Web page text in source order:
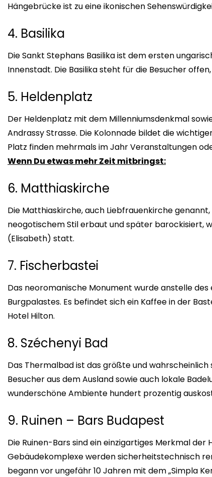
Hängebrücke ist zu eine ikonischen
4. Basilika
Die Sankt Stephans Basilika ist dem ersten
Innenstadt. Die Basilika steht für die Besucher
5. Heldenplatz
Der Heldenplatz mit dem Millenniumsdenkmal
Andrassy Strasse. Die Kolonnade bildet die
Platz finden mehrmals im Jahr Veranstaltungen
Wenn Du etwas mehr Zeit mitbringst:
6. Matthiaskirche
Die Matthiaskirche, auch Liebfrauenkirche
neogotischem Stil erbaut und später barockisiert,
(Elisabeth) statt.
7. Fischerbastei
Das neoromanische Monument wurde anstelle
Burgpalastes. Es befindet sich ein Kaffee in der
Hotel Hilton.
8. Széchenyi Bad
Das Thermalbad ist das größte und
Besucher aus dem Ausland sowie auch lokale
wunderschöne Ambiente hundert prozentig
9. Ruinen – Bars Budapest
Die Ruinen-Bars sind ein einzigartiges Merkmal
Gebäudekomplexe werden sicherheitstechnisch
begann vor ungefähr 10 Jahren mit dem „Simpla